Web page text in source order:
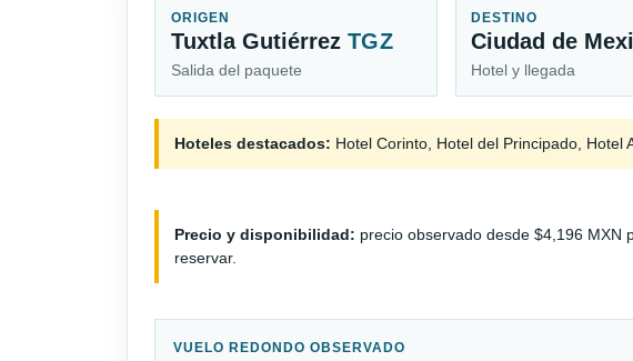
ORIGEN
Tuxtla Gutiérrez TGZ
Salida del paquete
DESTINO
Ciudad de
Hotel y llegada
Hoteles destacados: Hotel Corinto, Hotel del Principado, Hotel
Precio y disponibilidad: precio observado desde $4,196 MXN
reservar.
VUELO REDONDO OBSERVADO